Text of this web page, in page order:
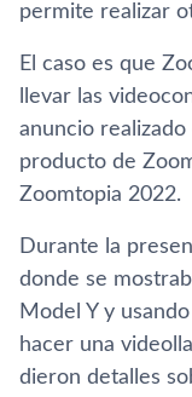
permite realizar
El caso es que
llevar las
anuncio
producto de
Zoomtopia 2022.
Durante la
donde se
Model Y y
hacer una
dieron detalles